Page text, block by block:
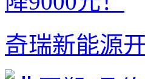
奇瑞新能源